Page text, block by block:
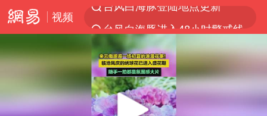
视频
台风白海豚进入48小时警戒线
宇树科技发行价格150.80元/股